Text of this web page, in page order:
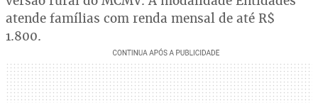
atende famílias com renda mensal de até R$
1.800.